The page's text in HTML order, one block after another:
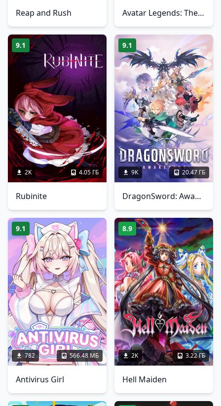
Reap and Rush Avatar Legends: The Fighting Game
9.1
2K 4.05 ГБ
Rubinite
9.1
9K 20.47 ГБ
DragonSword: Awakening
9.1
782 566.48 МБ
Antivirus Girl
8.9
2K 3.22 ГБ
Hell Maiden